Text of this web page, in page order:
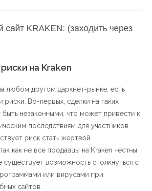
KRAKEN: (заходить через
на Kraken
любом другом даркнет-рынке, есть
риски. Во-первых, сделки на таких
быть незаконными, что может привести к
последствиям для участников.
риск стать жертвой
как не все продавцы на Kraken честны
существует возможность столкнуться с
или вирусами при
сайтов.